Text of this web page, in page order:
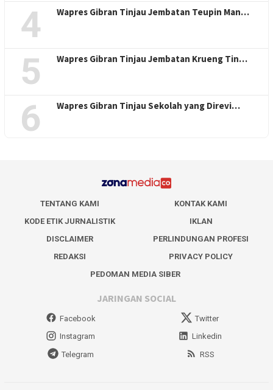
4 Wapres Gibran Tinjau Jembatan Teupin Man…
5 Wapres Gibran Tinjau Jembatan Krueng Tin…
6 Wapres Gibran Tinjau Sekolah yang Direvi…
TENTANG KAMI
KONTAK KAMI
KODE ETIK JURNALISTIK
IKLAN
DISCLAIMER
PERLINDUNGAN PROFESI
REDAKSI
PRIVACY POLICY
PEDOMAN MEDIA SIBER
JARINGAN SOCIAL
Facebook
Twitter
Instagram
Linkedin
Telegram
RSS